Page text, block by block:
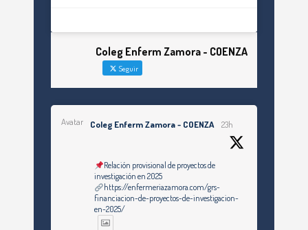
Coleg Enferm Zamora - COENZA
Seguir
Avatar Coleg Enferm Zamora - COENZA 23h
Relación provisional de proyectos de
investigación en 2025
https://enfermeriazamora.com/grs-
financiacion-de-proyectos-de-investigacion-
en-2025/